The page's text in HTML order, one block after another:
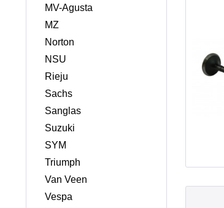
MV-Agusta
MZ
Norton
NSU
Rieju
Sachs
Sanglas
Suzuki
SYM
Triumph
Van Veen
Vespa